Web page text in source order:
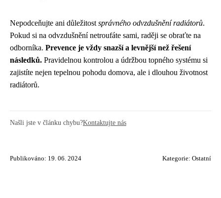
Nepodceňujte ani důležitostsprávného odvzdušnění radiátorů.
Pokud si na odvzdušnění netroufáte sami, raději se obraťte na
odborníka. Prevence je vždy snazší a levnější než řešení
následků. Pravidelnou kontrolou a údržbou topného systému si
zajistíte nejen tepelnou pohodu domova, ale i dlouhou životnost
radiátorů.
Našli jste v článku chybu?Kontaktujte nás
Publikováno: 19. 06. 2024 Kategorie: Ostatní